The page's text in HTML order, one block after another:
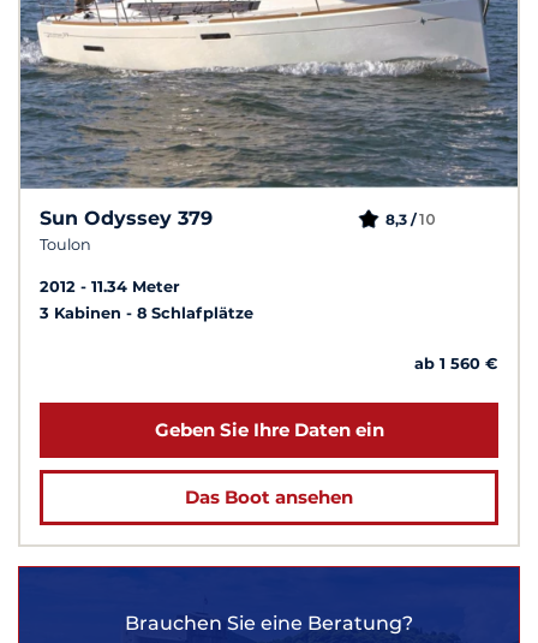
Sun Odyssey 379
Toulon
8,3 /10
2012
11.34 Meter
3 Kabinen
8 Schlafplätze
ab 1 560 €
Geben Sie Ihre Daten ein
Das Boot ansehen
Brauchen Sie eine Beratung?